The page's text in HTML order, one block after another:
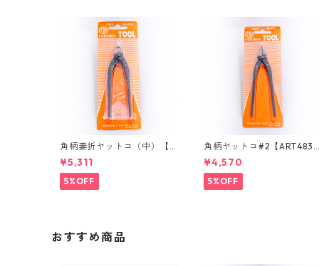
角柄妻折ヤットコ（中）【A
RT48520】
¥5,311
5%OFF
角柄ヤットコ#2【ART4834
0】
¥4,570
5%OFF
おすすめ商品